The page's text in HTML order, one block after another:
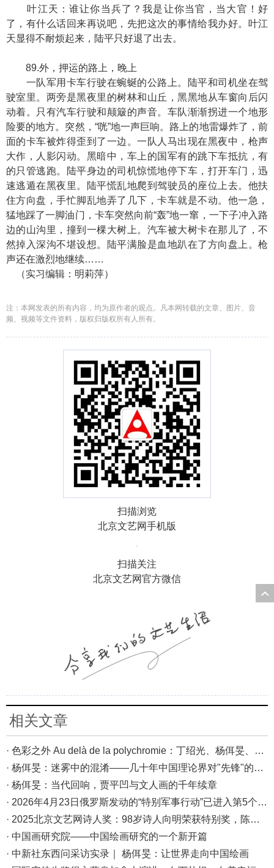
叶江天：谁让你当兵了？我是让你当官，当大官！好
了，有什么话回来再说吧，先把这次的事情给我办好。叶江
天显得不耐烦起来，陆平只好退了出去。
89.外，押运的路上，晚上
一队军用卡车行驶在蜿蜒的公路上。陆平和司机坐在驾
驶室里。两旁是黑夜里的树林和山丘，黑黑地从车窗向后闪
动着。只有汽车行驶和颠簸的声音。车队渐渐拐进一个地形
险要的地方。突然，“咣”地一声巨响。路上的地雷爆炸了，前
面的卡车被炸得歪到了一边。一队人马出现在黑夜中，枪声
大作，人影闪动。黑暗中，车上的国军有的跳下车抵抗，有
的只管逃跑。陆平身边的司机惊慌地停下车，打开车门，迅
速逃遁在黑夜里。陆平慌乱地爬到驾驶员的座位上去。他扶
住方向盘，手忙脚乱地弄了几下，卡车就是不动。他一急，
猛地踩了一脚油门，卡车突然向前“轰”地一窜，一下子冲入路
边的山沟里，撞到一棵大树上。汽车被大树卡在那儿了，不
然掉入深沟不堪设想。陆平满脸是血地趴在了方向盘上。枪
声还在激烈地继续……
（实习编辑：明莉萍）
注：本网发表的所有内容，均为原作者的观点。凡本网转载的文章、图片、音
频、视频等文件资料，版权归版权所有人所有。
扫描浏览
北京文艺网手机版
扫描关注
北京文艺网官方微信
相关文章
· 色彩之外 Au delà de la polychromie：丁绍光、杨佴旻、Alain Cardenas·Castro巴黎展
· 杨佴旻：迷雾中的混淆——几十年中国理论界对"先锋"的误读，对创作的误导
· 杨佴旻：当代回响，贾平凹与文人画的千年续章
· 2026年4月23日俄罗斯发动的“特别军事行动”已进入第5个年头，俄乌局势最新综述
· 2025北京文艺网诗人奖：98岁诗人向明荣获特别奖，陈东东荣获诗人奖，茱萸荣获年度诗人奖！
· 中国画研究院——中国绘画研究的一个新开篇
· 中新社东西问采访实录｜ 杨佴旻：让世界走向中国绘画